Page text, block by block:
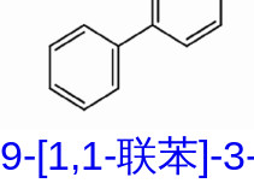
9-[1,1-联苯]-